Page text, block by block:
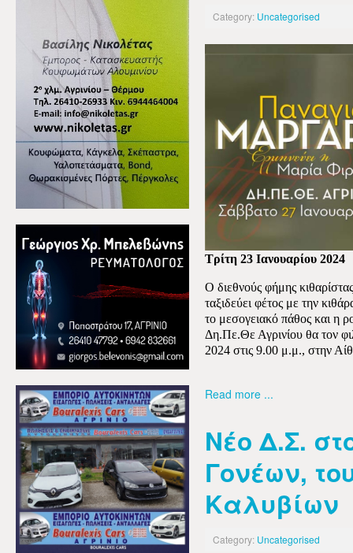
Category: Uncategorised
Τρίτη 23 Ιανουαρίου 2024
Ο διεθνούς φήμης
ταξιδεύει φέτος με την
το μεσογειακό πάθος και η
Δη.Πε.Θε Αγρινίου θα τον
2024 στις 9.00 μ.μ., στην
Read more ...
Νέο Δ.Σ.
Γονέων,
Καλυβίων
Category: Uncategorised